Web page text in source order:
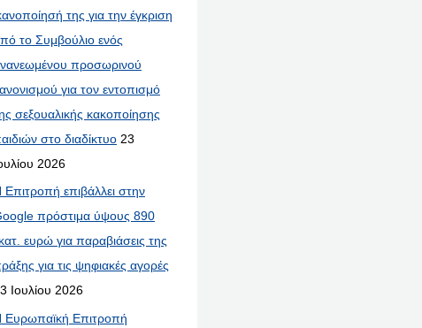
της για την έγκριση
το Συμβούλιο ενός
προσωρινού
για τον εντοπισμό
σεξουαλικής κακοποίησης
στο διαδίκτυο 23
2026
Επιτροπή επιβάλλει στην
πρόστιμα ύψους 890
ευρώ για παραβιάσεις της
για τις ψηφιακές αγορές
Ιουλίου 2026
Ευρωπαϊκή Επιτροπή